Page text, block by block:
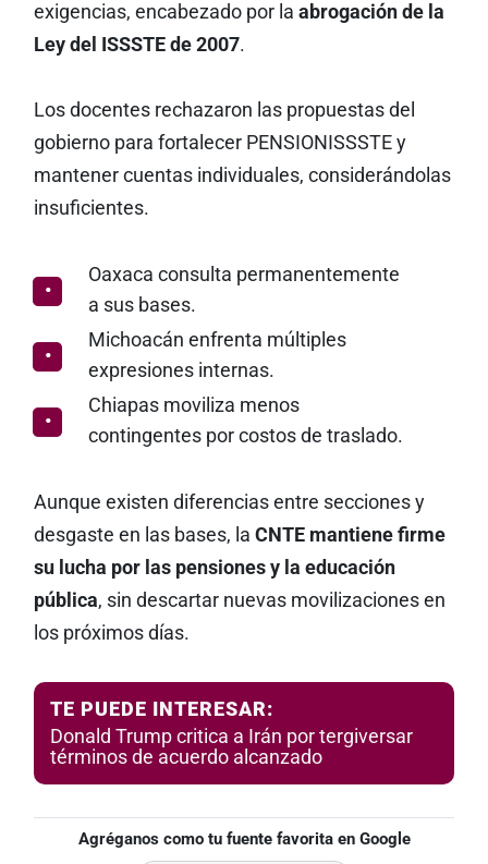
exigencias, encabezado por la abrogación de la
Ley del ISSSTE de 2007.
Los docentes rechazaron las propuestas del
gobierno para fortalecer PENSIONISSSTE y
mantener cuentas individuales, considerándolas
insuficientes.
Oaxaca consulta permanentemente
a sus bases.
Michoacán enfrenta múltiples
expresiones internas.
Chiapas moviliza menos
contingentes por costos de traslado.
Aunque existen diferencias entre secciones y
desgaste en las bases, la CNTE mantiene firme
su lucha por las pensiones y la educación
pública, sin descartar nuevas movilizaciones en
los próximos días.
TE PUEDE INTERESAR:
Donald Trump critica a Irán por tergiversar
términos de acuerdo alcanzado
Agréganos como tu fuente favorita en Google